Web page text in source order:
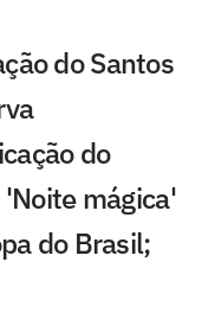
do Santos
do
mágica'
do Brasil;